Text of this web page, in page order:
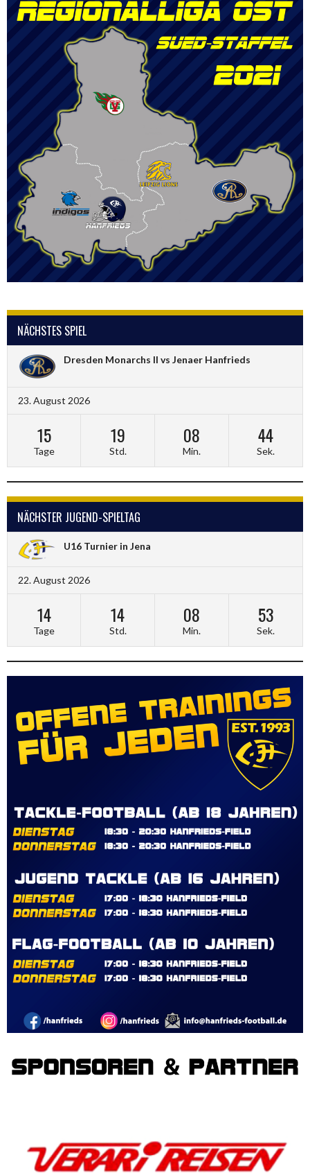
NÄCHSTES SPIEL
Dresden Monarchs II vs Jenaer Hanfrieds
23. August 2026
15
Tage
19
Std.
08
Min.
44
Sek.
NÄCHSTER JUGEND-SPIELTAG
U16 Turnier in Jena
22. August 2026
14
Tage
14
Std.
08
Min.
53
Sek.